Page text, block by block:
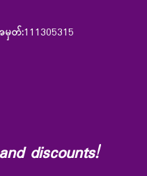
မှတ်:111305315
discounts!